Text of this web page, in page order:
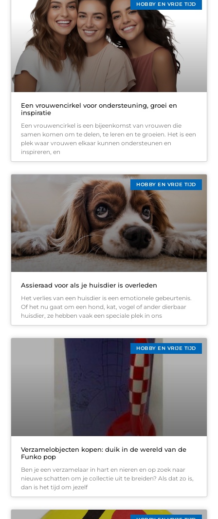
HOBBY EN VRIJE TIJD
Een vrouwencirkel voor ondersteuning, groei en
inspiratie
Een vrouwencirkel is een bijeenkomst van vrouwen die
samen komen om te delen, te leren en te groeien. Het is een
plek waar vrouwen elkaar kunnen ondersteunen en
inspireren, en
HOBBY EN VRIJE TIJD
Assieraad voor als je huisdier is overleden
Het verlies van een huisdier is een emotionele gebeurtenis.
Of het nu gaat om een hond, kat, vogel of ander dierbaar
huisdier, ze hebben vaak een speciale plek in ons
HOBBY EN VRIJE TIJD
Verzamelobjecten kopen: duik in de wereld van de
Funko pop
Ben je een verzamelaar in hart en nieren en op zoek naar
nieuwe schatten om je collectie uit te breiden? Als dat zo is,
dan is het tijd om jezelf